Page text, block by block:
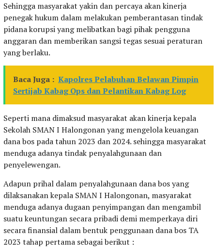
Sehingga masyarakat yakin dan percaya akan kinerja
penegak hukum dalam melakukan pemberantasan tindak
pidana korupsi yang melibatkan bagi pihak pengguna
anggaran dan memberikan sangsi tegas sesuai peraturan
yang berlaku.
Baca Juga : Kapolres Pelabuhan Belawan Pimpin
Sertijab Kabag Ops dan Pelantikan Kabag Log
Seperti mana dimaksud masyarakat akan kinerja kepala
Sekolah SMAN I Halongonan yang mengelola keuangan
dana bos pada tahun 2023 dan 2024. sehingga masyarakat
menduga adanya tindak penyalahgunaan dan
penyelewengan.
Adapun prihal dalam penyalahgunaan dana bos yang
dilaksanakan kepala SMAN I Halongonan, masyarakat
menduga adanya dugaan penyimpangan dan mengambil
suatu keuntungan secara pribadi demi memperkaya diri
secara finansial dalam bentuk penggunaan dana bos TA
2023 tahap pertama sebagai berikut :